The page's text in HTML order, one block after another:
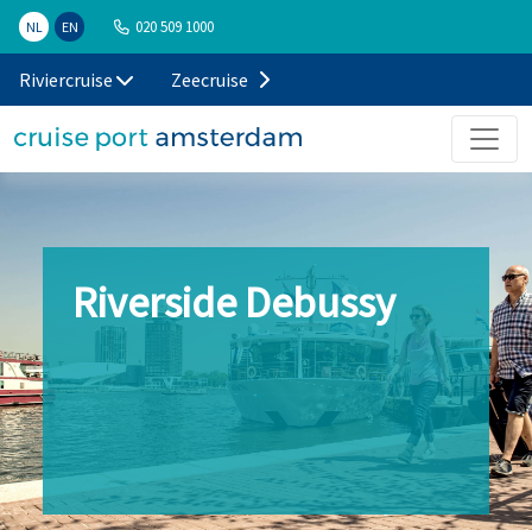
NL EN 020 509 1000
Riviercruise Zeecruise
Riverside Debussy